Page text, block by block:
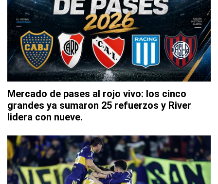
Mercado de pases al rojo vivo: los cinco
grandes ya sumaron 25 refuerzos y River
lidera con nueve.